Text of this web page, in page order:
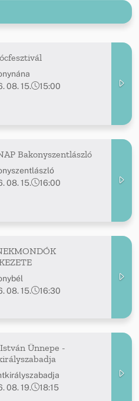
08. 15.
15:00
Bakonyszentlászló
08. 15.
16:00
08. 15.
16:30
Ünnepe -
08. 19.
18:15